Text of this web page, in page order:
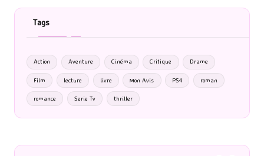
Tags
Action Aventure Cinéma Critique Drame
Film lecture livre Mon Avis PS4 roman
romance Serie Tv thriller